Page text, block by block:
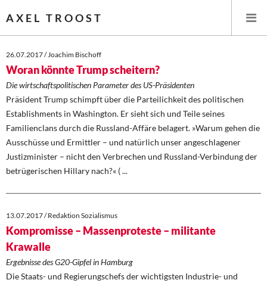
AXEL TROOST
Startseite
Themen
Leitlinien linker Wirtschafts- und Finanzpolitik
Steuer- und Finanzpolitik
Öffentliche Infrastruktur und Daseinsvorsorge
Eurokrise und Griechenland
DIE LINKE
26.07.2017 / Joachim Bischoff
Woran könnte Trump scheitern?
Die wirtschaftspolitischen Parameter des US-Präsidenten
Präsident Trump schimpft über die Parteilichkeit des politischen
Establishments in Washington. Er sieht sich und Teile seines
Familienclans durch die Russland-Affäre belagert. »Warum gehen die
Ausschüsse und Ermittler – und natürlich unser angeschlagener
Justizminister – nicht den Verbrechen und Russland-Verbindung der
betrügerischen Hillary nach?« ( ...
13.07.2017 / Redaktion Sozialismus
Kompromisse – Massenproteste – militante
Krawalle
Ergebnisse des G20-Gipfel in Hamburg
Die Staats- und Regierungschefs der wichtigsten Industrie- und